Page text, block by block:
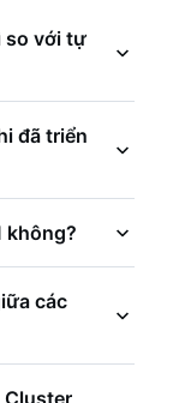
so với tự
mà
Shielded
rộng và
cụm tự
tối ưu tài
đã triển
tài
và phân
không?
đầy đủ cơ
cho ổ
các
Balancing
Cluster